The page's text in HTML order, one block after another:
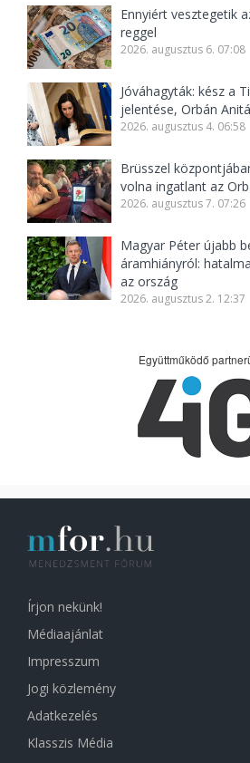
Ennyiért vesztegetik
reggel
2026. augusztus 6. 07:08
Jóváhagyták: kész a
jelentése, Orbán
2026. augusztus 4. 06:58
Brüsszel
volna ingatlant az
2026. augusztus 7. 07:26
Magyar Péter újabb
áramhiányról:
az ország
2026. augusztus 2. 12:37
Együttműködő
Írjon nekünk!
Médiaajánlat
Impresszum
Jogi közlemény
Adatkezelés
Klasszis Média